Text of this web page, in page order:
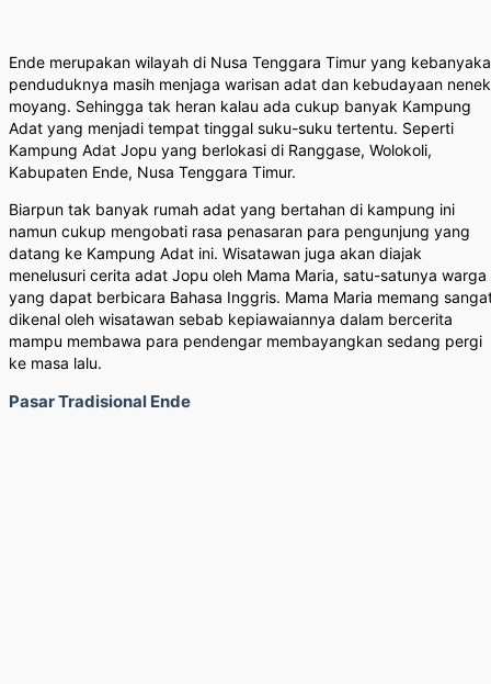
Ende merupakan wilayah di Nusa Tenggara Timur yang
penduduknya masih menjaga warisan adat dan kebudayaan nenek
moyang. Sehingga tak heran kalau ada cukup banyak Kampung
Adat yang menjadi tempat tinggal suku-suku tertentu. Seperti
Kampung Adat Jopu yang berlokasi di Ranggase, Wolokoli,
Kabupaten Ende, Nusa Tenggara Timur.
Biarpun tak banyak rumah adat yang bertahan di kampung ini
namun cukup mengobati rasa penasaran para pengunjung yang
datang ke Kampung Adat ini. Wisatawan juga akan diajak
menelusuri cerita adat Jopu oleh Mama Maria, satu-satunya warga
yang dapat berbicara Bahasa Inggris. Mama Maria memang
dikenal oleh wisatawan sebab kepiawaiannya dalam bercerita
mampu membawa para pendengar membayangkan sedang pergi
ke masa lalu.
Pasar Tradisional Ende